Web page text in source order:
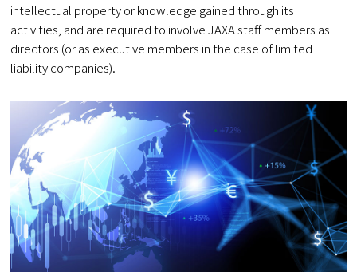
intellectual property or knowledge gained through its
activities, and are required to involve JAXA staff members as
directors (or as executive members in the case of limited
liability companies).